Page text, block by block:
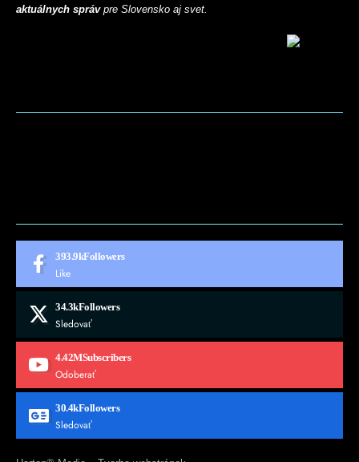
aktuálnych správpre Slovensko aj svet.
393.9kFollowers
Like
34.3kFollowers
Sledovať
4.42MSubscribers
Odoberať
30.4kFollowers
Sledovať